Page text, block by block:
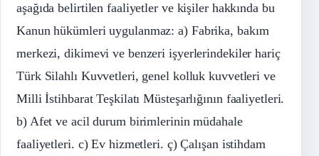
aşağıda belirtilen faaliyetler ve kişiler hakkında bu
Kanun hükümleri uygulanmaz: a) Fabrika, bakım
merkezi, dikimevi ve benzeri işyerlerindekiler hariç
Türk Silahlı Kuvvetleri, genel kolluk kuvvetleri ve
Milli İstihbarat Teşkilatı Müsteşarlığının faaliyetleri.
b) Afet ve acil durum birimlerinin müdahale
faaliyetleri. c) Ev hizmetleri. ç) Çalışan istihdam